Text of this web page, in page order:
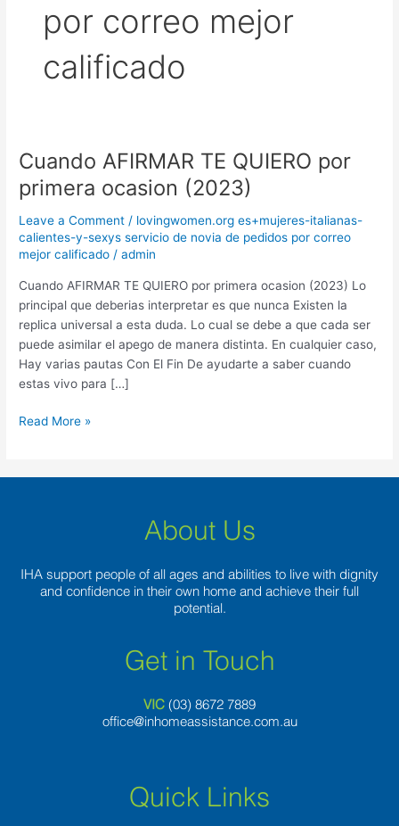
por correo mejor
calificado
Cuando AFIRMAR TE QUIERO por
primera ocasion (2023)
Leave a Comment / lovingwomen.org es+mujeres-italianas-
calientes-y-sexys servicio de novia de pedidos por correo
mejor calificado /admin
Cuando AFIRMAR TE QUIERO por primera ocasion (2023) Lo
principal que deberias interpretar es que nunca Existen la
replica universal a esta duda. Lo cual se debe a que cada ser
puede asimilar el apego de manera distinta. En cualquier caso,
Hay varias pautas Con El Fin De ayudarte a saber cuando
estas vivo para […]
Cuando
AFIRMAR
TE
QUIERO
por
primera
(2023)
Read More »
About Us
IHA support people of all ages and abilities to live with dignity
and confidence in their own home and achieve their full
potential.
Get in Touch
VIC (03) 8672 7889
office@inhomeassistance.com.au
Quick Links